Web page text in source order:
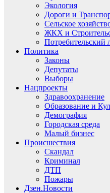
Экология
Дороги и
Сельское
ЖКХ и
Потребительский
Политика
Законы
Депутаты
Выборы
Нацпроекты
Здравоохранение
Образование и
Демография
Городская среда
Малый бизнес
Происшествия
Скандал
Криминал
ДТП
Пожары
Дзен.Новости